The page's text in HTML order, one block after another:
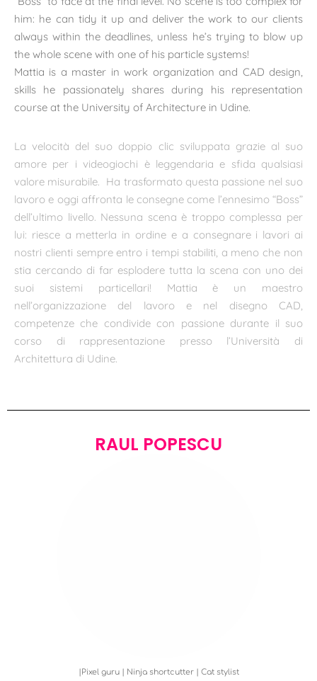
him: he can tidy it up and deliver the work to our clients
always within the deadlines, unless he’s trying to blow up
the whole scene with one of his particle systems!
Mattia is a master in work organization and CAD design,
skills he passionately shares during his representation
course at the University of Architecture in Udine.
La velocità del suo doppio clic sviluppata grazie al suo
amore per i videogiochi è leggendaria e sfida qualsiasi
valore misurabile. Ha trasformato questa passione nel suo
lavoro e oggi affronta le consegne come l’ennesimo “Boss”
dell’ultimo livello. Nessuna scena è troppo complessa per
lui: riesce a metterla in ordine e a consegnare i lavori ai
nostri clienti sempre entro i tempi stabiliti, a meno che non
stia cercando di far esplodere tutta la scena con uno dei
suoi sistemi particellari! Mattia è un maestro
nell’organizzazione del lavoro e nel disegno CAD,
competenze che condivide con passione durante il suo
corso di rappresentazione presso l’Università di
Architettura di Udine.
RAUL POPESCU
|Pixel guru | Ninja shortcutter | Cat stylist